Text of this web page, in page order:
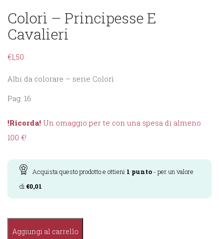
Colorì – Principesse E
Cavalieri
€1,50
Albi da colorare – serie Colorì
Pag. 16
!Ricorda! Un omaggio per te con una spesa di almeno
100 €!
Acquista questo prodotto e ottieni 1 punto - per un valore
di €0,01
Aggiungi al carrello